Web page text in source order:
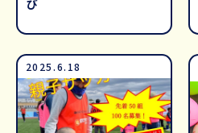
び
2025.6.18